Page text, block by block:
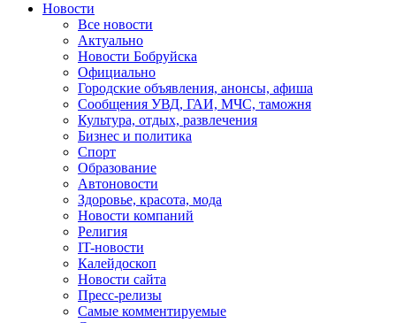
Новости
Все новости
Актуально
Новости Бобруйска
Официально
Городские объявления, анонсы, афиша
Сообщения УВД, ГАИ, МЧС, таможня
Культура, отдых, развлечения
Бизнес и политика
Спорт
Образование
Автоновости
Здоровье, красота, мода
Новости компаний
Религия
IT-новости
Калейдоскоп
Новости сайта
Пресс-релизы
Самые комментируемые